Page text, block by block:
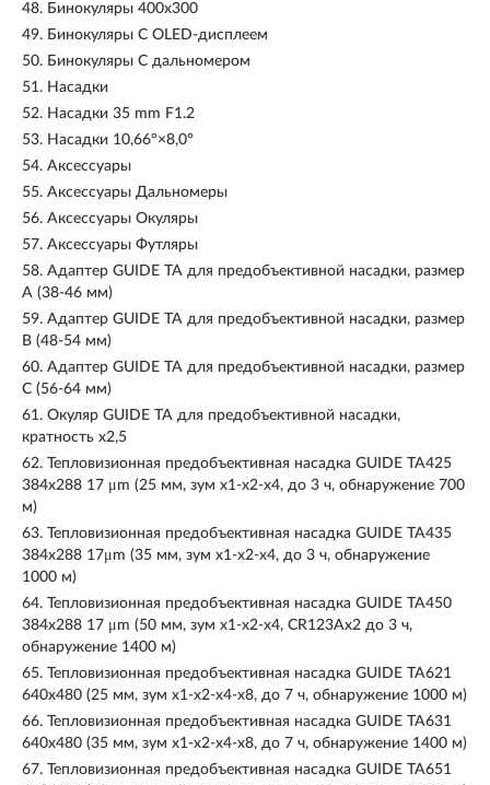
48. Бинокуляры 400x300
49. Бинокуляры С OLED-дисплеем
50. Бинокуляры С дальномером
51. Насадки
52. Насадки 35 mm F1.2
53. Насадки 10,66°×8,0°
54. Аксессуары
55. Аксессуары Дальномеры
56. Аксессуары Окуляры
57. Аксессуары Футляры
58. Адаптер GUIDE TA для предобъективной насадки, размер
A (38-46 мм)
59. Адаптер GUIDE TA для предобъективной насадки, размер
B (48-54 мм)
60. Адаптер GUIDE TA для предобъективной насадки, размер
C (56-64 мм)
61. Окуляр GUIDE TA для предобъективной насадки,
кратность x2,5
62. Тепловизионная предобъективная насадка GUIDE TA425
384x288 17 μm (25 мм, зум х1-х2-x4, до 3 ч, обнаружение 700
м)
63. Тепловизионная предобъективная насадка GUIDE TA435
384x288 17μm (35 мм, зум х1-х2-x4, до 3 ч, обнаружение
1000 м)
64. Тепловизионная предобъективная насадка GUIDE TA450
384x288 17 μm (50 мм, зум х1-х2-x4, CR123Aх2 до 3 ч,
обнаружение 1400 м)
65. Тепловизионная предобъективная насадка GUIDE TA621
640x480 (25 мм, зум x1-x2-x4-x8, до 7 ч, обнаружение 1000 м)
66. Тепловизионная предобъективная насадка GUIDE TA631
640x480 (35 мм, зум x1-x2-x4-x8, до 7 ч, обнаружение 1400 м)
67. Тепловизионная предобъективная насадка GUIDE TA651